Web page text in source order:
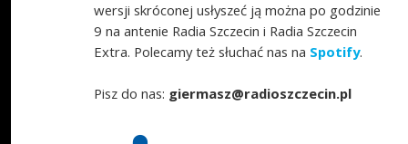
wersji skróconej usłyszeć ją można po godzinie
9 na antenie Radia Szczecin i Radia Szczecin
Extra. Polecamy też słuchać nas na Spotify.
Pisz do nas: giermasz@radioszczecin.pl